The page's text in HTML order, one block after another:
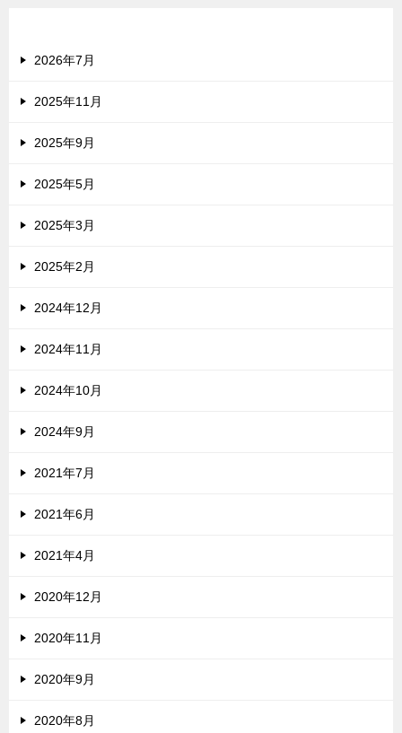
2026年7月
2025年11月
2025年9月
2025年5月
2025年3月
2025年2月
2024年12月
2024年11月
2024年10月
2024年9月
2021年7月
2021年6月
2021年4月
2020年12月
2020年11月
2020年9月
2020年8月